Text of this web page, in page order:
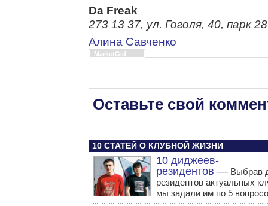
Da Freak
273 13 37, ул. Гоголя, 40, парк
Алина Савченко
MarketGid
Оставьте свой
10 СТАТЕЙ О КЛУБНОЙ ЖИЗНИ
10 диджеев-
резидентов — Выбрав
резидентов актуальных
мы задали им по 5